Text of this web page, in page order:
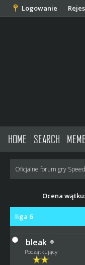
Logowanie
HOME SEARCH
Oficjalne forum gry
Ocena wątku:
liga 6
bleak
Początkujący